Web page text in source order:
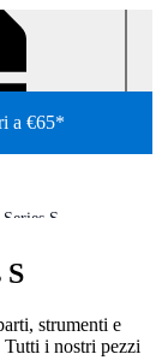
a €65*
S
strumenti e
i nostri pezzi